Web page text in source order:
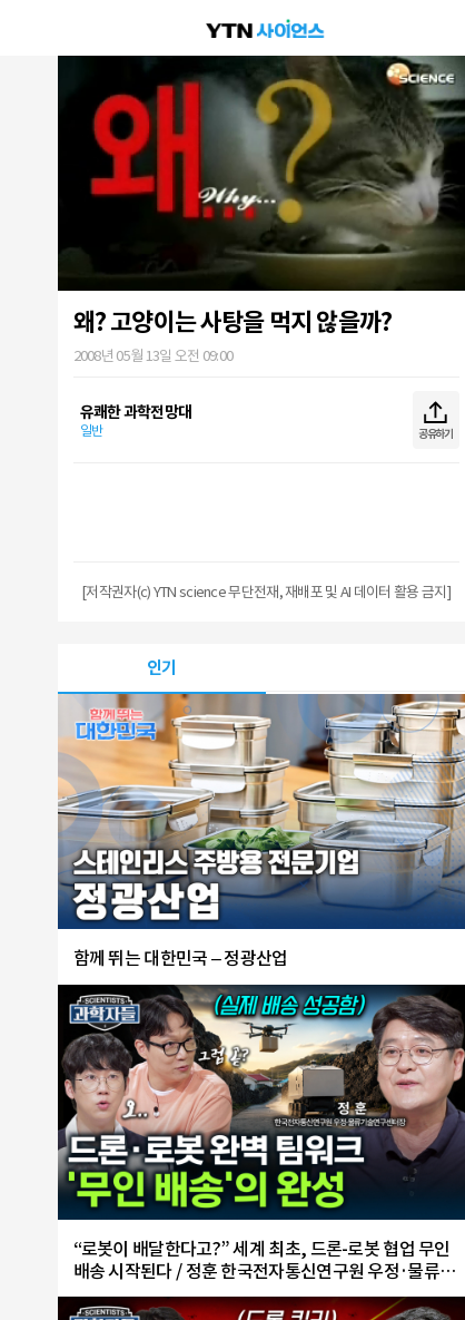
왜? 고양이는 사탕을 먹지 않을까?
2008년 05월 13일 오전 09:00
유쾌한 과학전망대
일반 공유하기
[저작권자(c) YTN science 무단전재, 재배포 및 AI 데이터 활용 금지]
인기
함께 뛰는 대한민국 – 정광산업
“로봇이 배달한다고?” 세계 최초, 드론-로봇 협업 무인
배송 시작된다 / 정훈 한국전자통신연구원 우정·물류기
술연구센터장